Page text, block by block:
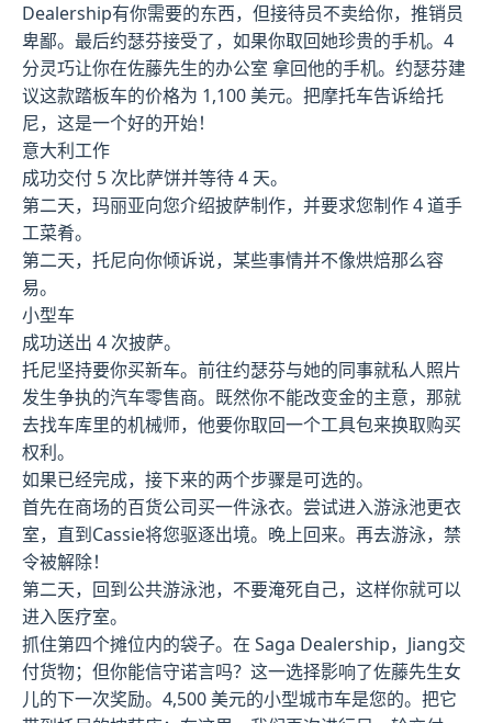
Dealership有你需要的东西，但接待员不卖给你，推销员
卑鄙。最后约瑟芬接受了，如果你取回她珍贵的手机。4
分灵巧让你在佐藤先生的办公室 拿回他的手机。约瑟芬建
议这款踏板车的价格为 1,100 美元。把摩托车告诉给托
尼，这是一个好的开始！
意大利工作
成功交付 5 次比萨饼并等待 4 天。
第二天，玛丽亚向您介绍披萨制作，并要求您制作 4 道手
工菜肴。
第二天，托尼向你倾诉说，某些事情并不像烘焙那么容
易。
小型车
成功送出 4 次披萨。
托尼坚持要你买新车。前往约瑟芬与她的同事就私人照片
发生争执的汽车零售商。既然你不能改变金的主意，那就
去找车库里的机械师，他要你取回一个工具包来换取购买
权利。
如果已经完成，接下来的两个步骤是可选的。
首先在商场的百货公司买一件泳衣。尝试进入游泳池更衣
室，直到Cassie将您驱逐出境。晚上回来。再去游泳，禁
令被解除！
第二天，回到公共游泳池，不要淹死自己，这样你就可以
进入医疗室。
抓住第四个摊位内的袋子。在 Saga Dealership，Jiang交
付货物；但你能信守诺言吗？这一选择影响了佐藤先生女
儿的下一次奖励。4,500 美元的小型城市车是您的。把它